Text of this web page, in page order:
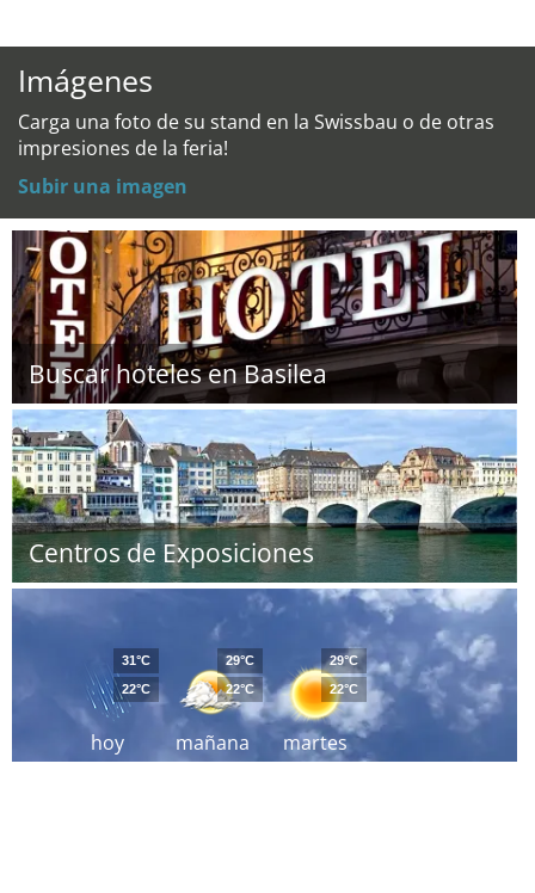
Imágenes
Carga una foto de su stand en la Swissbau o de otras
impresiones de la feria!
Subir una imagen
Buscar hoteles en Basilea
Centros de Exposiciones
hoy
31°C
22°C
mañana
29°C
22°C
martes
29°C
22°C